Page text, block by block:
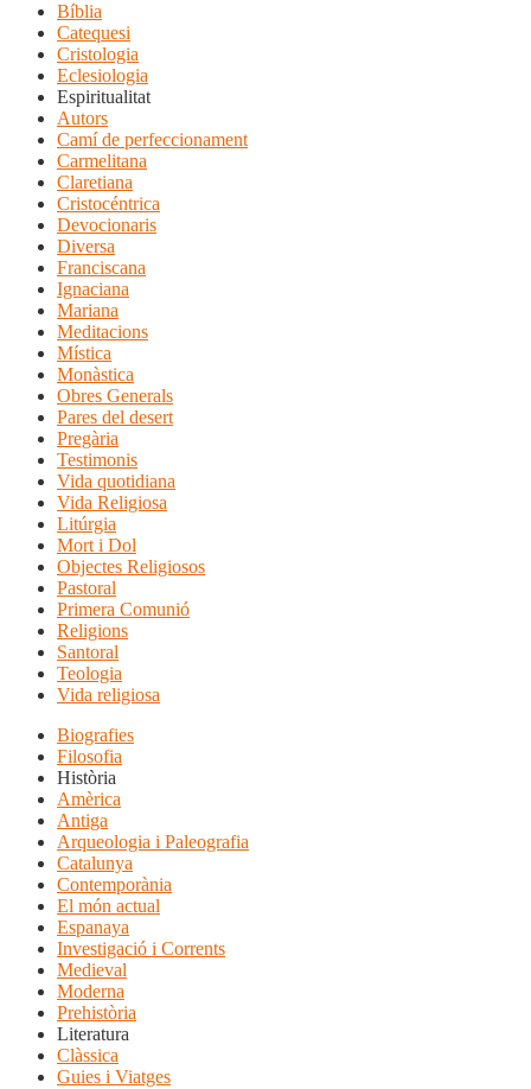
Bíblia
Catequesi
Cristologia
Eclesiologia
Espiritualitat
Autors
Camí de perfeccionament
Carmelitana
Claretiana
Cristocéntrica
Devocionaris
Diversa
Franciscana
Ignaciana
Mariana
Meditacions
Mística
Monàstica
Obres Generals
Pares del desert
Pregària
Testimonis
Vida quotidiana
Vida Religiosa
Litúrgia
Mort i Dol
Objectes Religiosos
Pastoral
Primera Comunió
Religions
Santoral
Teologia
Vida religiosa
Biografies
Filosofia
Història
Amèrica
Antiga
Arqueologia i Paleografia
Catalunya
Contemporània
El món actual
Espanaya
Investigació i Corrents
Medieval
Moderna
Prehistòria
Literatura
Clàssica
Guies i Viatges